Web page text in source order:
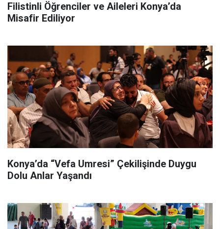
Filistinli Öğrenciler ve Aileleri Konya’da
Misafir Ediliyor
Konya’da “Vefa Umresi” Çekilişinde Duygu
Dolu Anlar Yaşandı